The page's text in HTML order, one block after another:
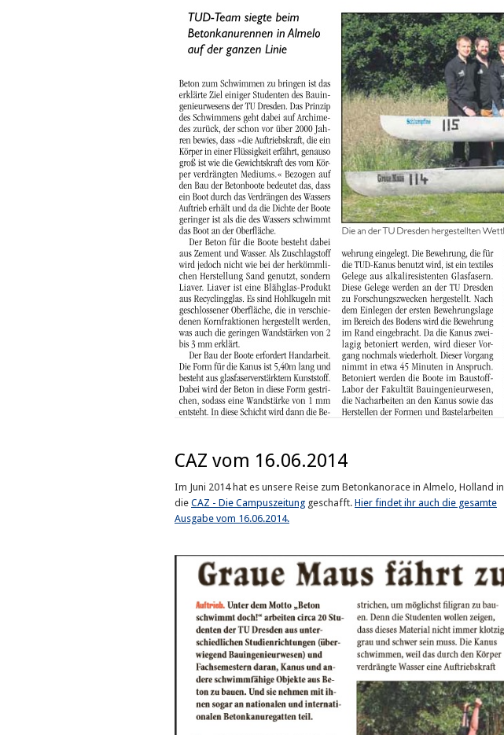
CAZ vom 16.06.2014
Im Juni 2014 hat es unsere Reise zum Betonkanorace in Almelo, Holland in
die CAZ - Die Campuszeitung geschafft. Hier findet ihr auch die gesamte
Ausgabe vom 16.06.2014.